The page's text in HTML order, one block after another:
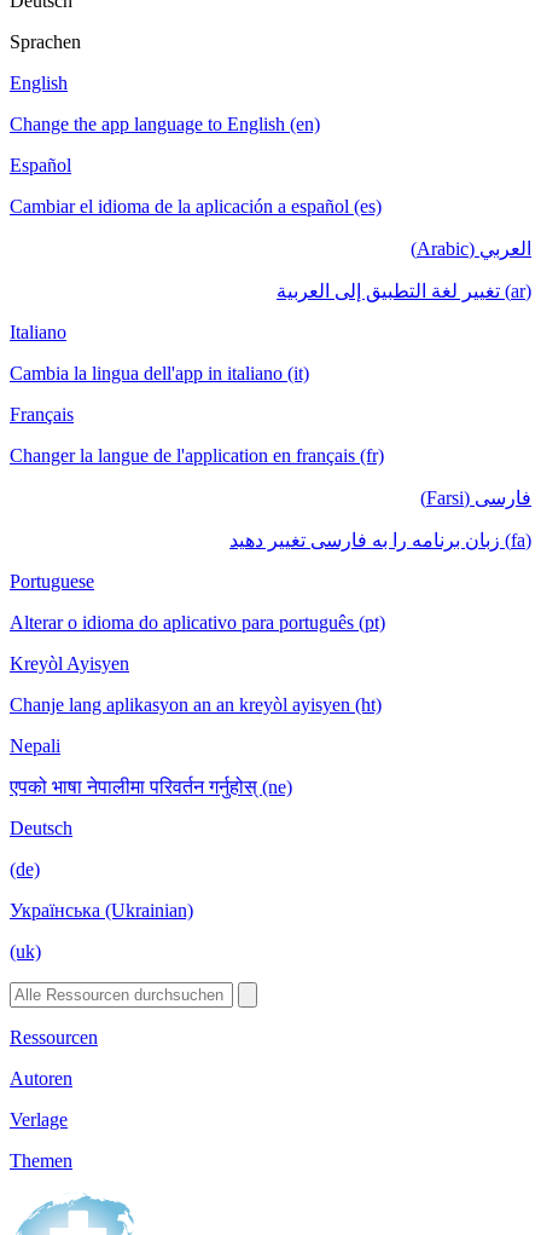
Sprachen
English
Change the app language to English (en)
Español
Cambiar el idioma de la aplicación a español (es)
العربي (Arabic)
(ar) تغيير لغة التطبيق إلى العربية
Italiano
Cambia la lingua dell'app in italiano (it)
Français
Changer la langue de l'application en français (fr)
فارسی (Farsi)
(fa) زبان برنامه را به فارسی تغییر دهید
Portuguese
Alterar o idioma do aplicativo para português (pt)
Kreyòl Ayisyen
Chanje lang aplikasyon an an kreyòl ayisyen (ht)
Nepali
एपको भाषा नेपालीमा परिवर्तन गर्नुहोस् (ne)
Deutsch
(de)
Українська (Ukrainian)
(uk)
Ressourcen
Autoren
Verlage
Themen